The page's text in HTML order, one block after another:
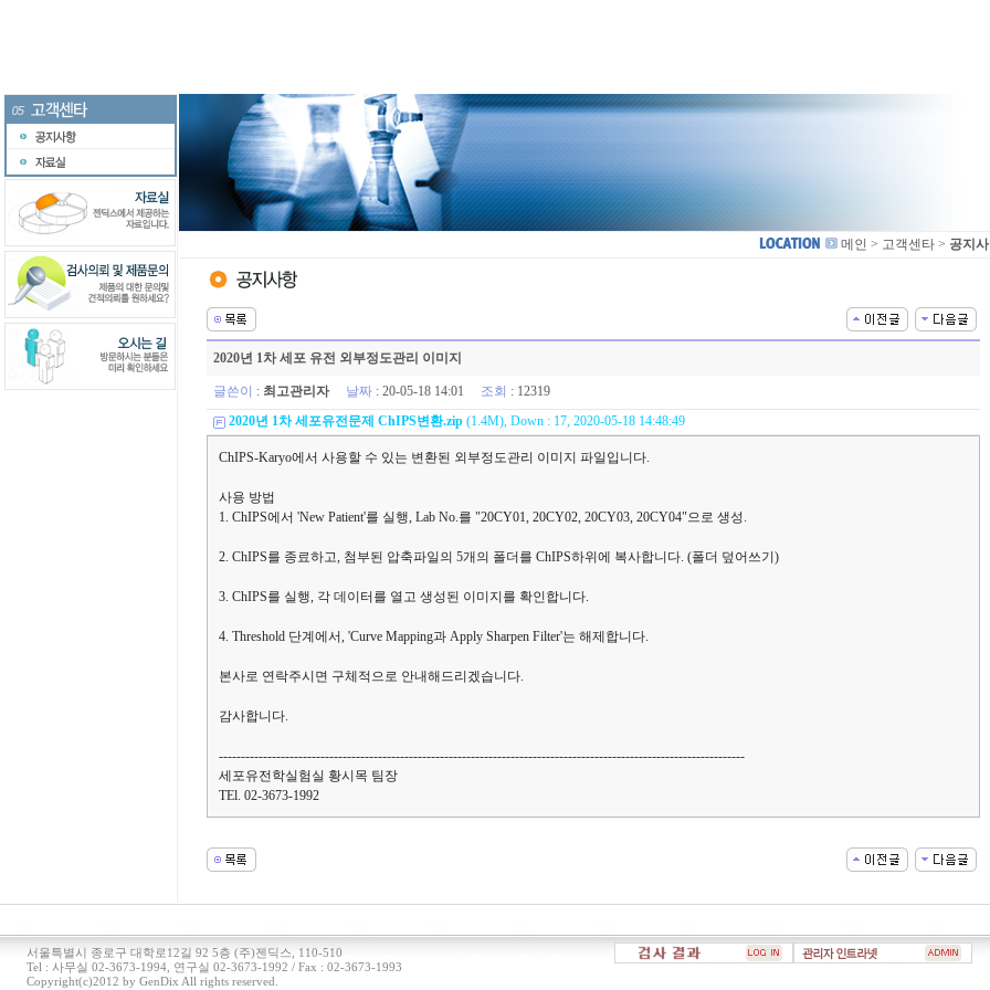
메인 > 고객센타 > 공지
2020년 1차 세포 유전 외부정도관리 이미지
글쓴이 : 최고관리자 날짜: 20-05-18 14:01 조회 : 12319
2020년 1차 세포유전문제 ChIPS변환.zip(1.4M), Down : 17, 2020-05-18 14:48:49
ChIPS-Karyo에서 사용할 수 있는 변환된 외부정도관리 이미지 파일입니다.
사용 방법
1. ChIPS에서 'New Patient'를 실행, Lab No.를 "20CY01, 20CY02, 20CY03, 20CY04"으로 생성.
2. ChIPS를 종료하고, 첨부된 압축파일의 5개의 폴더를 ChIPS하위에 복사합니다. (폴더 덮어쓰기)
3. ChIPS를 실행, 각 데이터를 열고 생성된 이미지를 확인합니다.
4. Threshold 단계에서, 'Curve Mapping과 Apply Sharpen Filter'는 해제합니다.
본사로 연락주시면 구체적으로 안내해드리겠습니다.
감사합니다.
-----------------------------------------------------------------------------------------------------------------------
세포유전학실험실 황시목 팀장
TEl. 02-3673-1992
서울특별시 종로구 대학로12길 92 5층 (주)젠딕스, 110-510
Tel : 사무실 02-3673-1994, 연구실 02-3673-1992 / Fax : 02-3673-1993
Copyright(c)2012 by GenDix All rights reserved.